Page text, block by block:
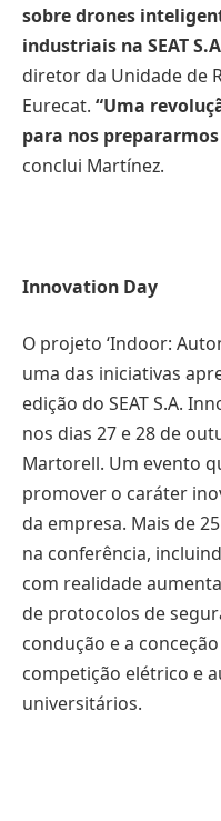
sobre drones
industriais na SEAT S.A
diretor da Unidade de
Eurecat. “Uma
para nos
conclui Martínez.
Innovation Day
O projeto ‘Indoor:
uma das iniciativas
edição do SEAT S.A.
nos dias 27 e 28 de
Martorell. Um evento
promover o caráter
da empresa. Mais de
na conferência,
com realidade
de protocolos de
condução e a
competição elétrico e
universitários.